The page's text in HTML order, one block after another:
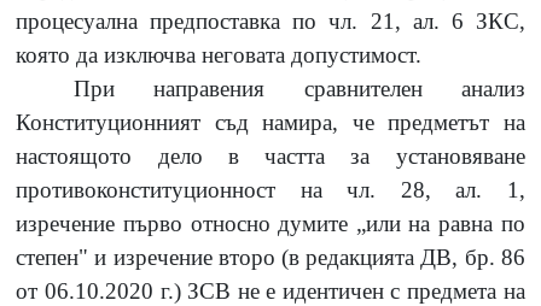
процесуална предпоставка по чл. 21, ал. 6 ЗКС,
която да изключва неговата допустимост.
При направения сравнителен анализ
Конституционният съд намира, че предметът на
настоящото дело в частта за установяване
противоконституционност на чл. 28, ал. 1,
изречение първо относно думите „или на равна по
степен" и изречение второ (в редакцията ДВ, бр. 86
от 06.10.2020 г.) ЗСВ не е идентичен с предмета на